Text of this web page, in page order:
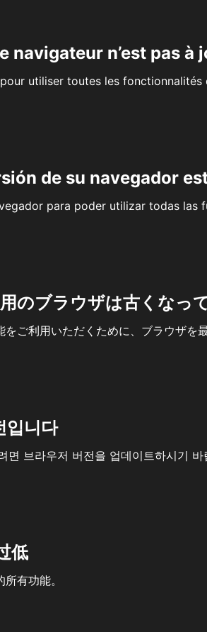
navigateur n’est pas à
utiliser toutes les
de su navegador
para poder utilizar todas las
のブラウザは古くなっ
ご利用いただくために、ブラウザを
입니다
면 브라우저 버전을 업데이트하시기 바
低
有功能。